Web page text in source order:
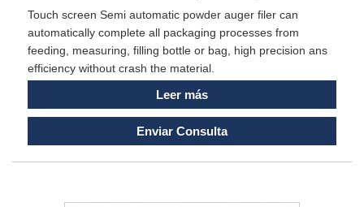
Touch screen Semi automatic powder auger filer can
automatically complete all packaging processes from
feeding, measuring, filling bottle or bag, high precision ans
efficiency without crash the material.
Leer más
Enviar Consulta